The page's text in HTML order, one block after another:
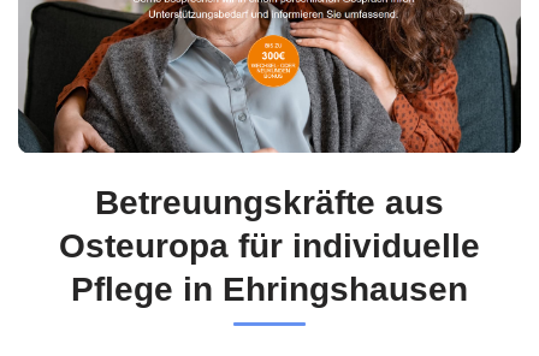
Betreuungskräfte aus
Osteuropa für individuelle
Pflege in Ehringshausen